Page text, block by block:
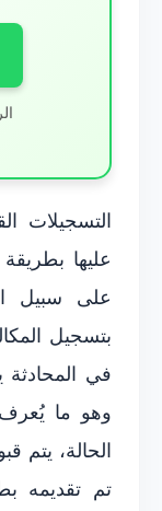
التسجيلات
عليها
على سبيل
بتسجيل
في المحادثة
وهو ما
الحالة، يتم
تم تقديمه